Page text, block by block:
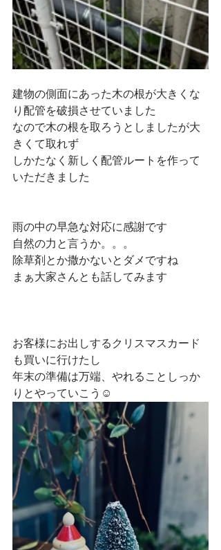
建物の側面にあった木の根が大きくな
り配管を破損させていました
なので木の根を取ろうとしましたが大
きくて取れず
しかたなく新しく配管ルートを作って
いただきました
雨の中の早急な対応に感謝です
自然の力と言うか。。。
除草剤とか撒かないとダメですね
まぁ大家さんとも話してみます
お客様にお出しするクリスマスカード
も買いに行けたし
年末の準備は万端、やれることしっか
りとやっていこう☺